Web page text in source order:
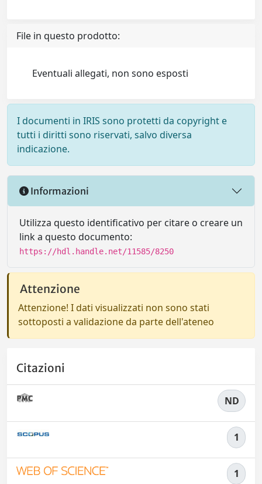
File in questo prodotto:
Eventuali allegati, non sono esposti
I documenti in IRIS sono protetti da copyright e
tutti i diritti sono riservati, salvo diversa
indicazione.
Informazioni
Utilizza questo identificativo per citare o creare un
link a questo documento:
https://hdl.handle.net/11585/8250
Attenzione
Attenzione! I dati visualizzati non sono stati
sottoposti a validazione da parte dell'ateneo
Citazioni
ND
1
1